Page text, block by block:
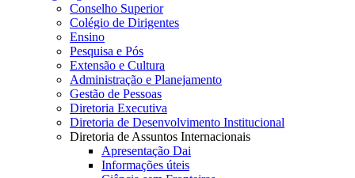
Conselho Superior
Colégio de Dirigentes
Ensino
Pesquisa e Pós
Extensão e Cultura
Administração e Planejamento
Gestão de Pessoas
Diretoria Executiva
Diretoria de Desenvolvimento Institucional
Diretoria de Assuntos Internacionais
Apresentação Dai
Informações úteis